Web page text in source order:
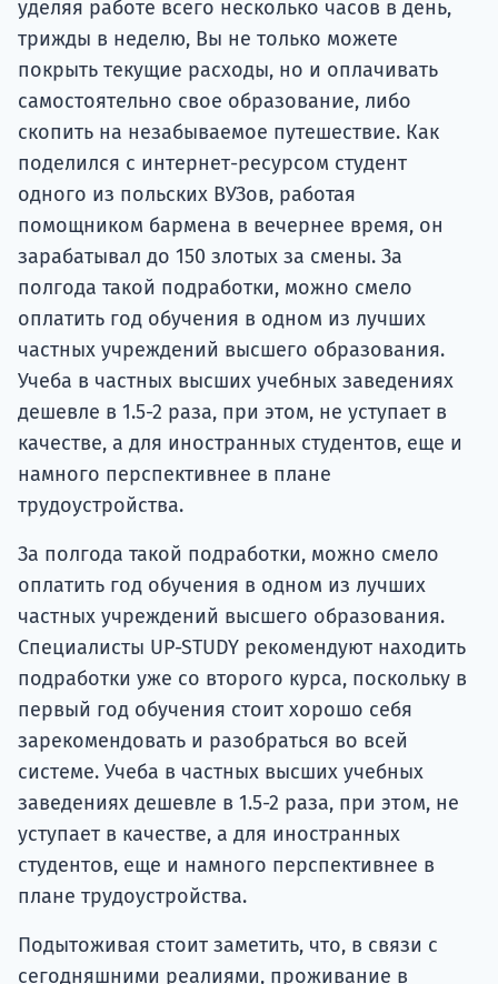
уделяя работе всего несколько часов в день,
трижды в неделю, Вы не только можете
покрыть текущие расходы, но и оплачивать
самостоятельно свое образование, либо
скопить на незабываемое путешествие. Как
поделился с интернет-ресурсом студент
одного из польских ВУЗов, работая
помощником бармена в вечернее время, он
зарабатывал до 150 злотых за смены. За
полгода такой подработки, можно смело
оплатить год обучения в одном из лучших
частных учреждений высшего образования.
Учеба в частных высших учебных заведениях
дешевле в 1.5-2 раза, при этом, не уступает в
качестве, а для иностранных студентов, еще и
намного перспективнее в плане
трудоустройства.
За полгода такой подработки, можно смело
оплатить год обучения в одном из лучших
частных учреждений высшего образования.
Специалисты UP-STUDY рекомендуют находить
подработки уже со второго курса, поскольку в
первый год обучения стоит хорошо себя
зарекомендовать и разобраться во всей
системе. Учеба в частных высших учебных
заведениях дешевле в 1.5-2 раза, при этом, не
уступает в качестве, а для иностранных
студентов, еще и намного перспективнее в
плане трудоустройства.
Подытоживая стоит заметить, что, в связи с
сегодняшними реалиями, проживание в